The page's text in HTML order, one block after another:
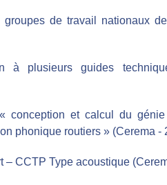
groupes de travail nationaux
à plusieurs guides
conception et calcul du
phonique routiers » (Cerema -
– CCTP Type acoustique